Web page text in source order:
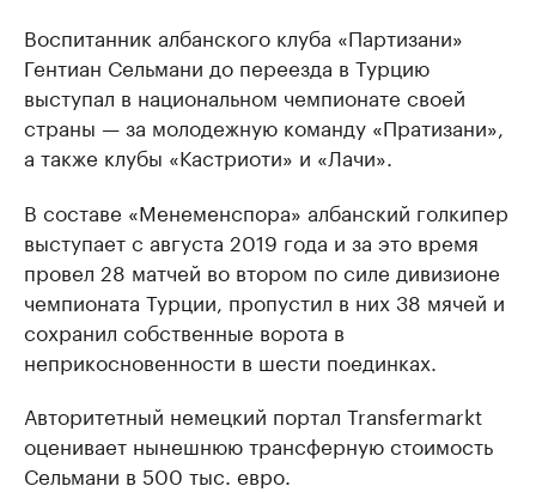
Воспитанник албанского клуба «Партизани»
Гентиан Сельмани до переезда в Турцию
выступал в национальном чемпионате своей
страны — за молодежную команду «Пратизани»,
а также клубы «Кастриоти» и «Лачи».
В составе «Менеменспора» албанский голкипер
выступает с августа 2019 года и за это время
провел 28 матчей во втором по силе дивизионе
чемпионата Турции, пропустил в них 38 мячей и
сохранил собственные ворота в
неприкосновенности в шести поединках.
Авторитетный немецкий портал Transfermarkt
оценивает нынешнюю трансферную стоимость
Сельмани в 500 тыс. евро.